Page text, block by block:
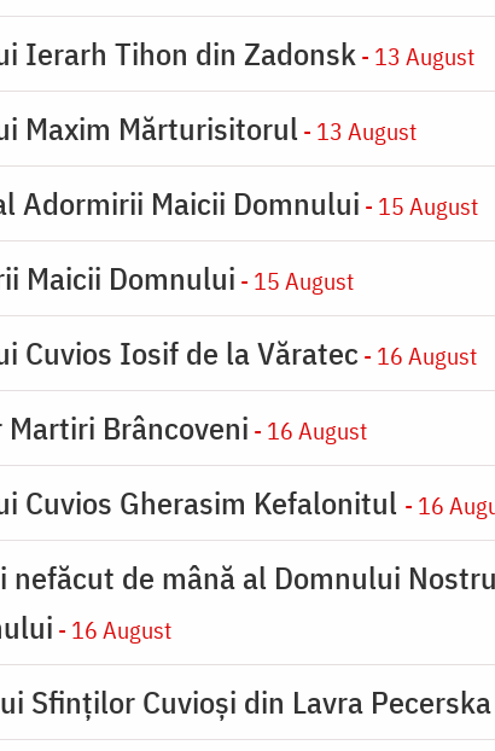
Ierarh Tihon din Zadonsk - 13 August
Maxim Mărturisitorul - 13 August
Adormirii Maicii Domnului - 15 August
Maicii Domnului - 15 August
Cuvios Iosif de la Văratec - 16 August
Brâncoveni - 16 August
Cuvios Gherasim Kefalonitul - 16
de mână al Domnului
- 16 August
Sfinților Cuvioși din Lavra Pecerska